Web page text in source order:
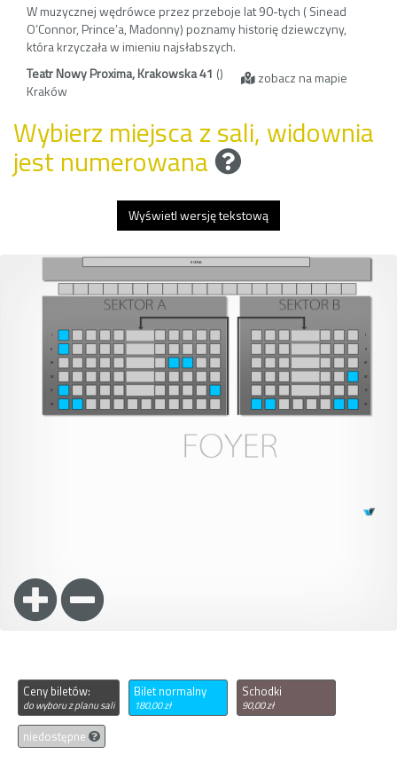
W muzycznej wędrówce przez przeboje lat 90-tych ( Sinead
O’Connor, Prince’a, Madonny) poznamy historię dziewczyny,
która krzyczała w imieniu najsłabszych.
Teatr Nowy Proxima, Krakowska 41 ()
Kraków
zobacz na mapie
Wybierz miejsca z sali, widownia
jest numerowana
Wyświetl wersję tekstową
Ceny biletów:
do wyboru z planu sali
Bilet normalny
180,00 zł
Schodki
90,00 zł
niedostępne